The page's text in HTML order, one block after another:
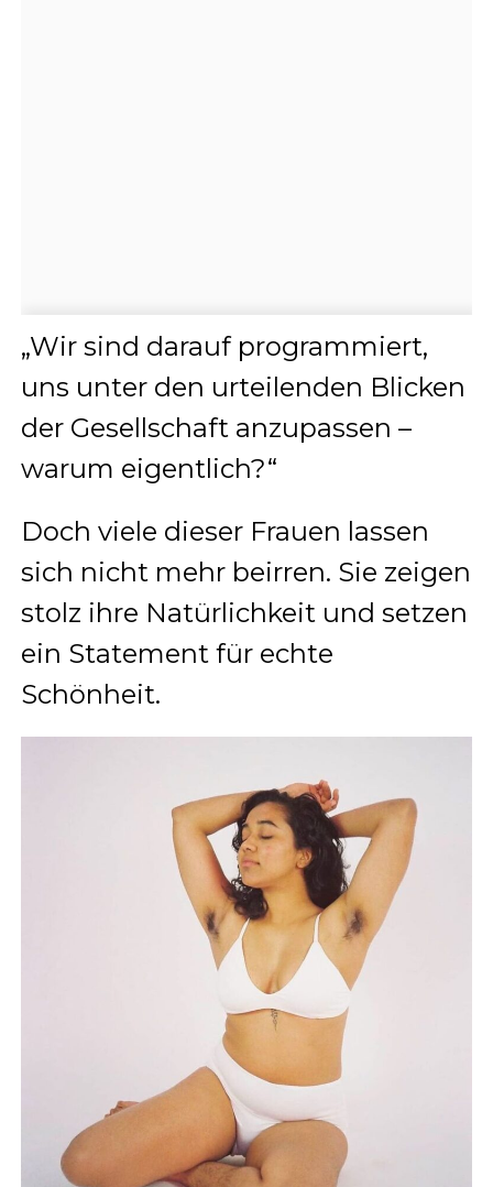
„Wir sind darauf programmiert,
uns unter den urteilenden Blicken
der Gesellschaft anzupassen –
warum eigentlich?“
Doch viele dieser Frauen lassen
sich nicht mehr beirren. Sie zeigen
stolz ihre Natürlichkeit und setzen
ein Statement für echte
Schönheit.